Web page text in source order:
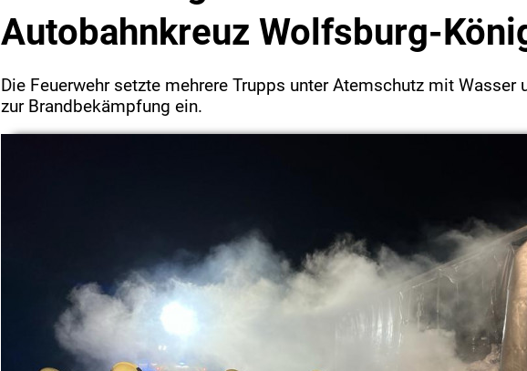
Autobahnkreuz Wolfsburg-
Die Feuerwehr setzte mehrere Trupps unter Atemschutz mit Wasser
zur Brandbekämpfung ein.